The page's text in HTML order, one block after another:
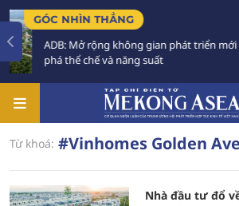
NHÌN THẲNG
Mở rộng không gian phát triển mới từ đột
thể chế và năng suất
Từ khoá: #Vinhomes Golden
Nhà đầu tư đổ